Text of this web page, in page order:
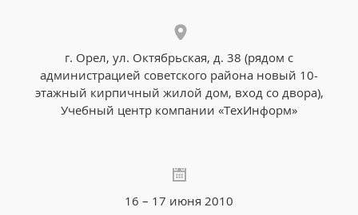
г. Орел, ул. Октябрьская, д. 38 (рядом с
администрацией советского района новый 10-
этажный кирпичный жилой дом, вход со двора),
Учебный центр компании «ТехИнформ»
16 – 17 июня 2010